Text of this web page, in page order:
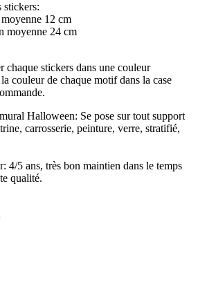
stickers:
12 cm
moyenne 24 cm
chaque stickers dans une couleur
couleur de chaque motif dans la case
Halloween: Se pose sur tout support
carrosserie, peinture, verre, stratifié,
4/5 ans, très bon maintien dans le temps
qualité.